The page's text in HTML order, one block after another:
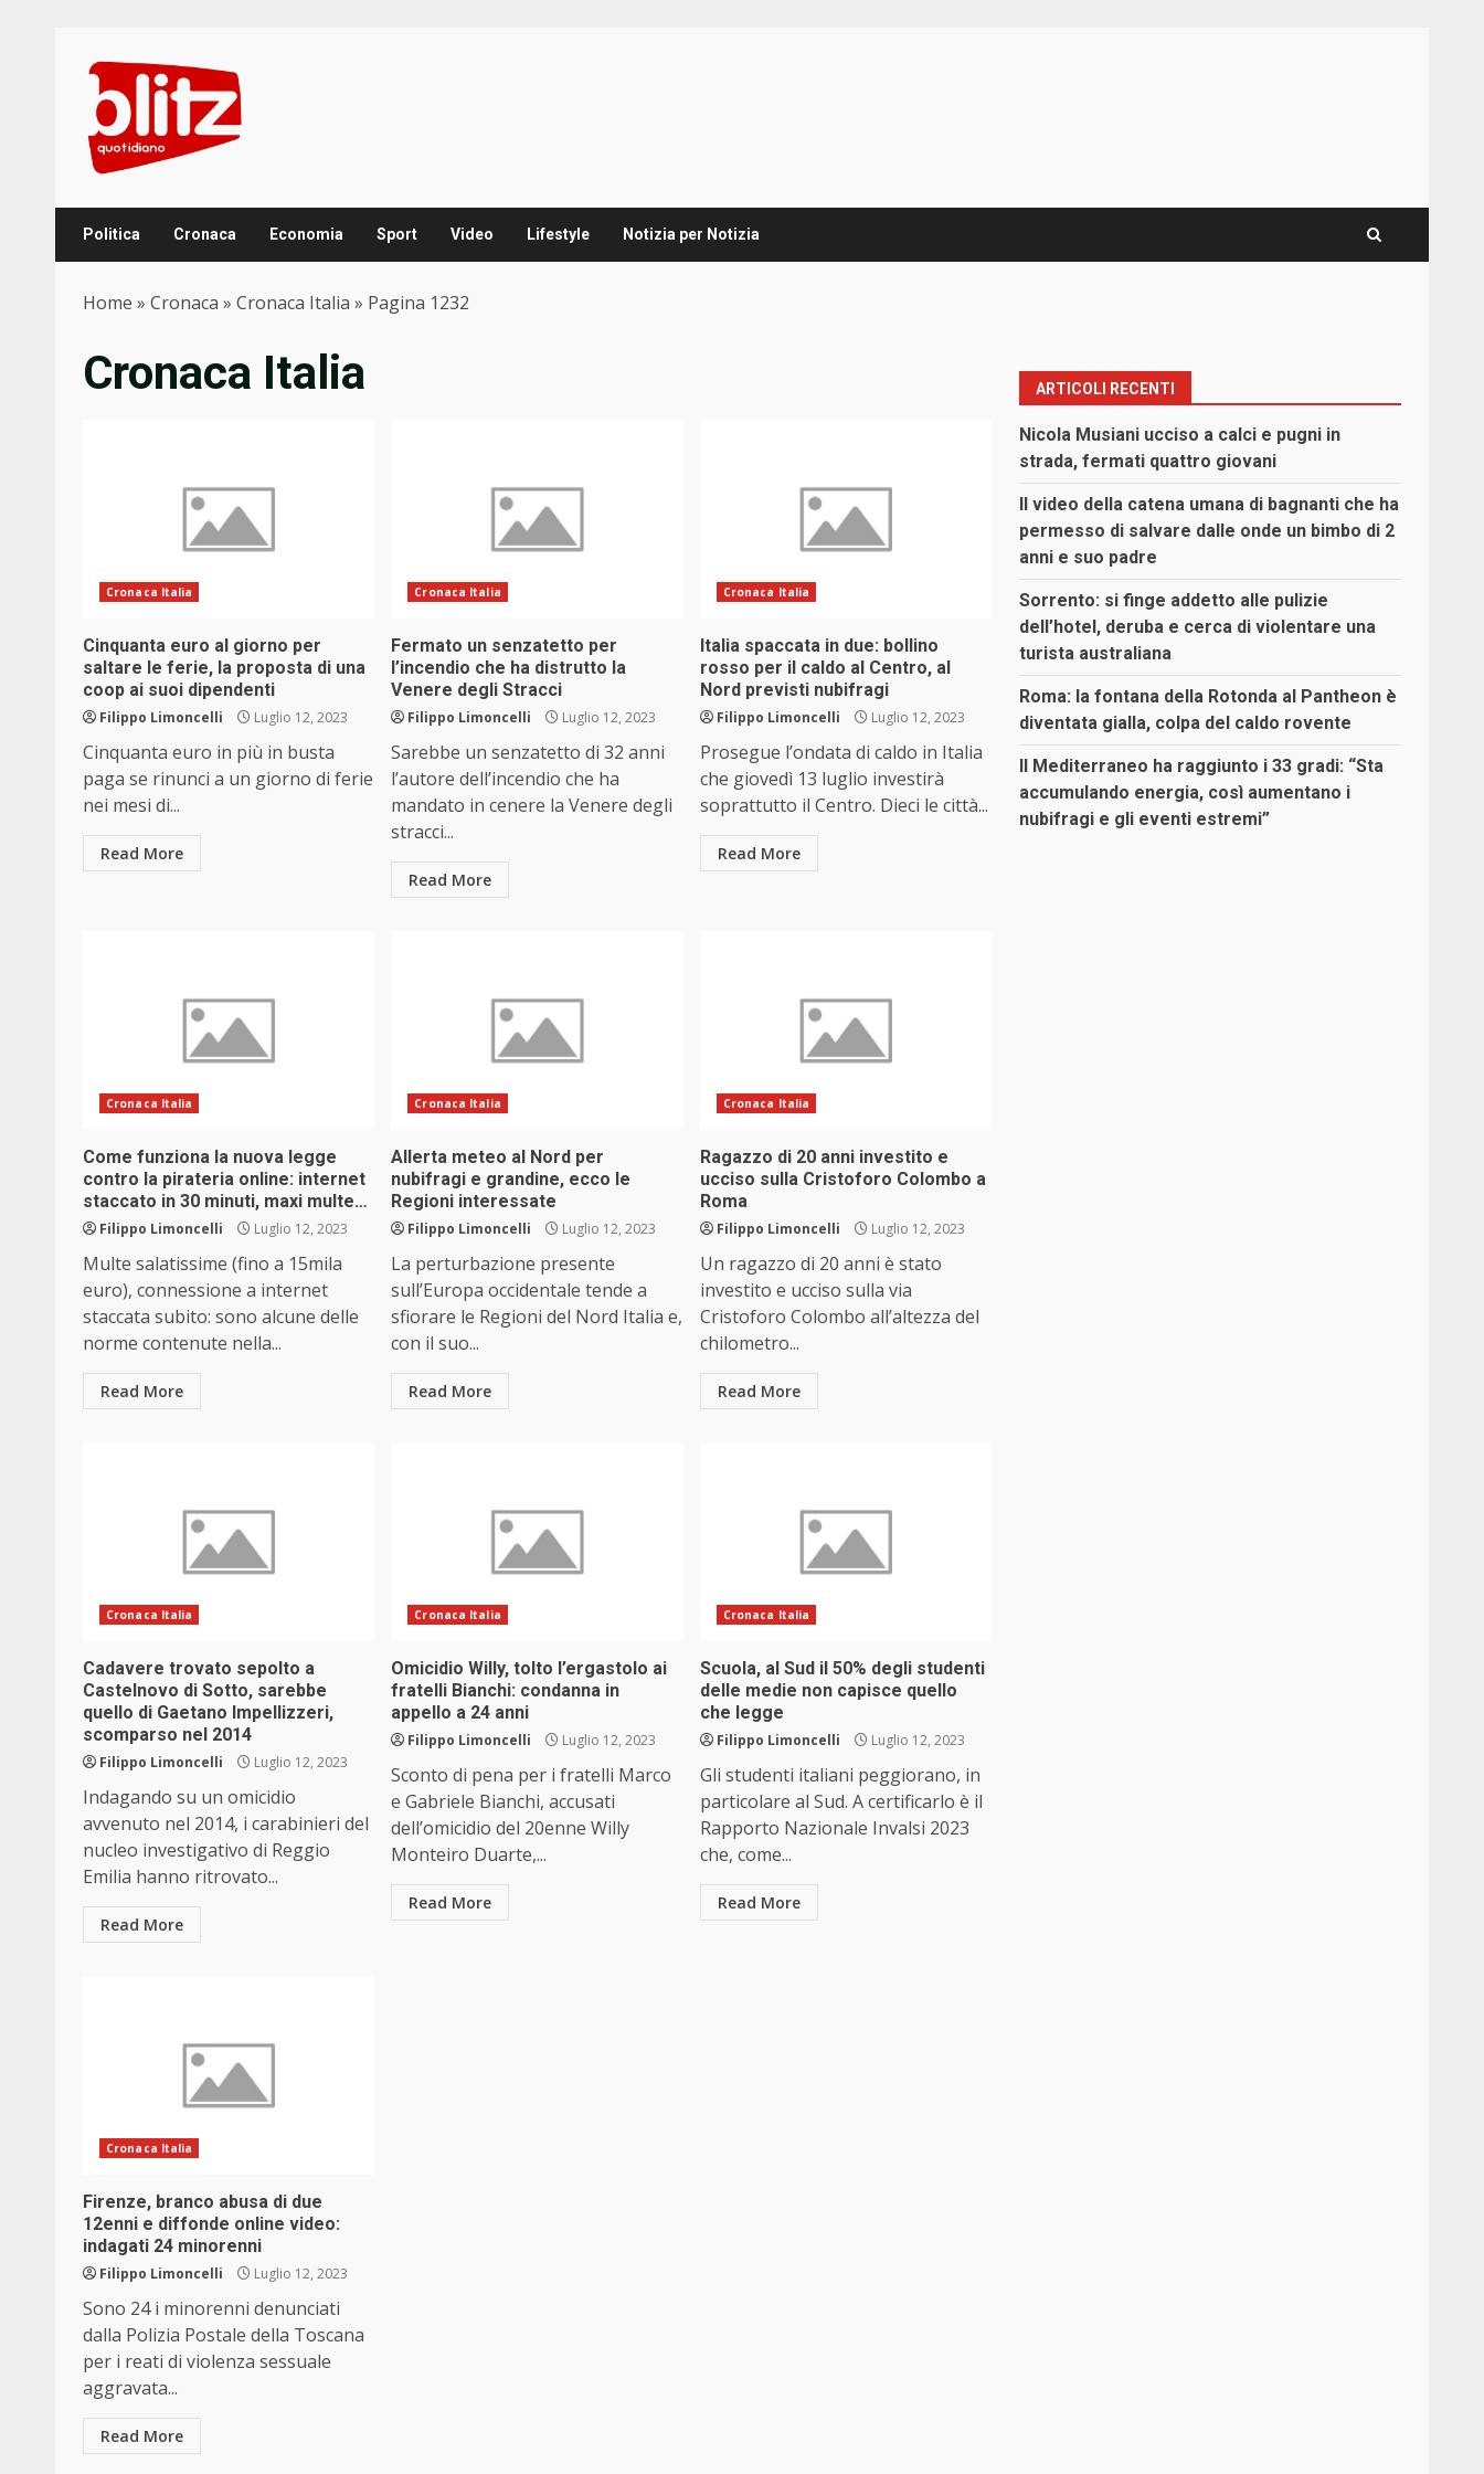
content
Politica Cronaca Economia Sport Video Lifestyle Notizia per Notizia
Home » Cronaca » Cronaca Italia » Pagina 1232
Cronaca Italia
Cronaca Italia
​Cinquanta euro al giorno per
saltare le ferie, la proposta di una
coop ai suoi dipendenti
Filippo Limoncelli Luglio 12, 2023
Cinquanta euro in più in busta
paga se rinunci a un giorno di ferie
nei mesi di...
Read More
Cronaca Italia
Fermato un senzatetto per
l’incendio che ha distrutto la
Venere degli Stracci
Filippo Limoncelli Luglio 12, 2023
Sarebbe un senzatetto di 32 anni
l’autore dell’incendio che ha
mandato in cenere la Venere degli
stracci...
Read More
Cronaca Italia
Italia spaccata in due: bollino
rosso per il caldo al Centro, al
Nord previsti nubifragi
Filippo Limoncelli Luglio 12, 2023
Prosegue l’ondata di caldo in Italia
che giovedì 13 luglio investirà
soprattutto il Centro. Dieci le città...
Read More
Cronaca Italia
Come funziona la nuova legge
contro la pirateria online: internet
staccato in 30 minuti, maxi multe…
Filippo Limoncelli Luglio 12, 2023
Multe salatissime (fino a 15mila
euro), connessione a internet
staccata subito: sono alcune delle
norme contenute nella...
Read More
Cronaca Italia
Allerta meteo al Nord per
nubifragi e grandine, ecco le
Regioni interessate
Filippo Limoncelli Luglio 12, 2023
La perturbazione presente
sull’Europa occidentale tende a
sfiorare le Regioni del Nord Italia e,
con il suo...
Read More
Cronaca Italia
Ragazzo di 20 anni investito e
ucciso sulla Cristoforo Colombo a
Roma
Filippo Limoncelli Luglio 12, 2023
Un ragazzo di 20 anni è stato
investito e ucciso sulla via
Cristoforo Colombo all’altezza del
chilometro...
Read More
Cronaca Italia
Cadavere trovato sepolto a
Castelnovo di Sotto, sarebbe
quello di Gaetano Impellizzeri,
scomparso nel 2014
Filippo Limoncelli Luglio 12, 2023
Indagando su un omicidio
avvenuto nel 2014, i carabinieri del
nucleo investigativo di Reggio
Emilia hanno ritrovato...
Read More
Cronaca Italia
Omicidio Willy, tolto l’ergastolo ai
fratelli Bianchi: condanna in
appello a 24 anni
Filippo Limoncelli Luglio 12, 2023
Sconto di pena per i fratelli Marco
e Gabriele Bianchi, accusati
dell’omicidio del 20enne Willy
Monteiro Duarte,...
Read More
Cronaca Italia
Scuola, al Sud il 50% degli studenti
delle medie non capisce quello
che legge
Filippo Limoncelli Luglio 12, 2023
Gli studenti italiani peggiorano, in
particolare al Sud. A certificarlo è il
Rapporto Nazionale Invalsi 2023
che, come...
Read More
Cronaca Italia
Firenze, branco abusa di due
12enni e diffonde online video:
indagati 24 minorenni
Filippo Limoncelli Luglio 12, 2023
Sono 24 i minorenni denunciati
dalla Polizia Postale della Toscana
per i reati di violenza sessuale
aggravata...
Read More
ARTICOLI RECENTI
Nicola Musiani ucciso a calci e pugni in
strada, fermati quattro giovani
Il video della catena umana di bagnanti che ha
permesso di salvare dalle onde un bimbo di 2
anni e suo padre
Sorrento: si finge addetto alle pulizie
dell’hotel, deruba e cerca di violentare una
turista australiana
Roma: la fontana della Rotonda al Pantheon è
diventata gialla, colpa del caldo rovente
Il Mediterraneo ha raggiunto i 33 gradi: “Sta
accumulando energia, così aumentano i
nubifragi e gli eventi estremi”